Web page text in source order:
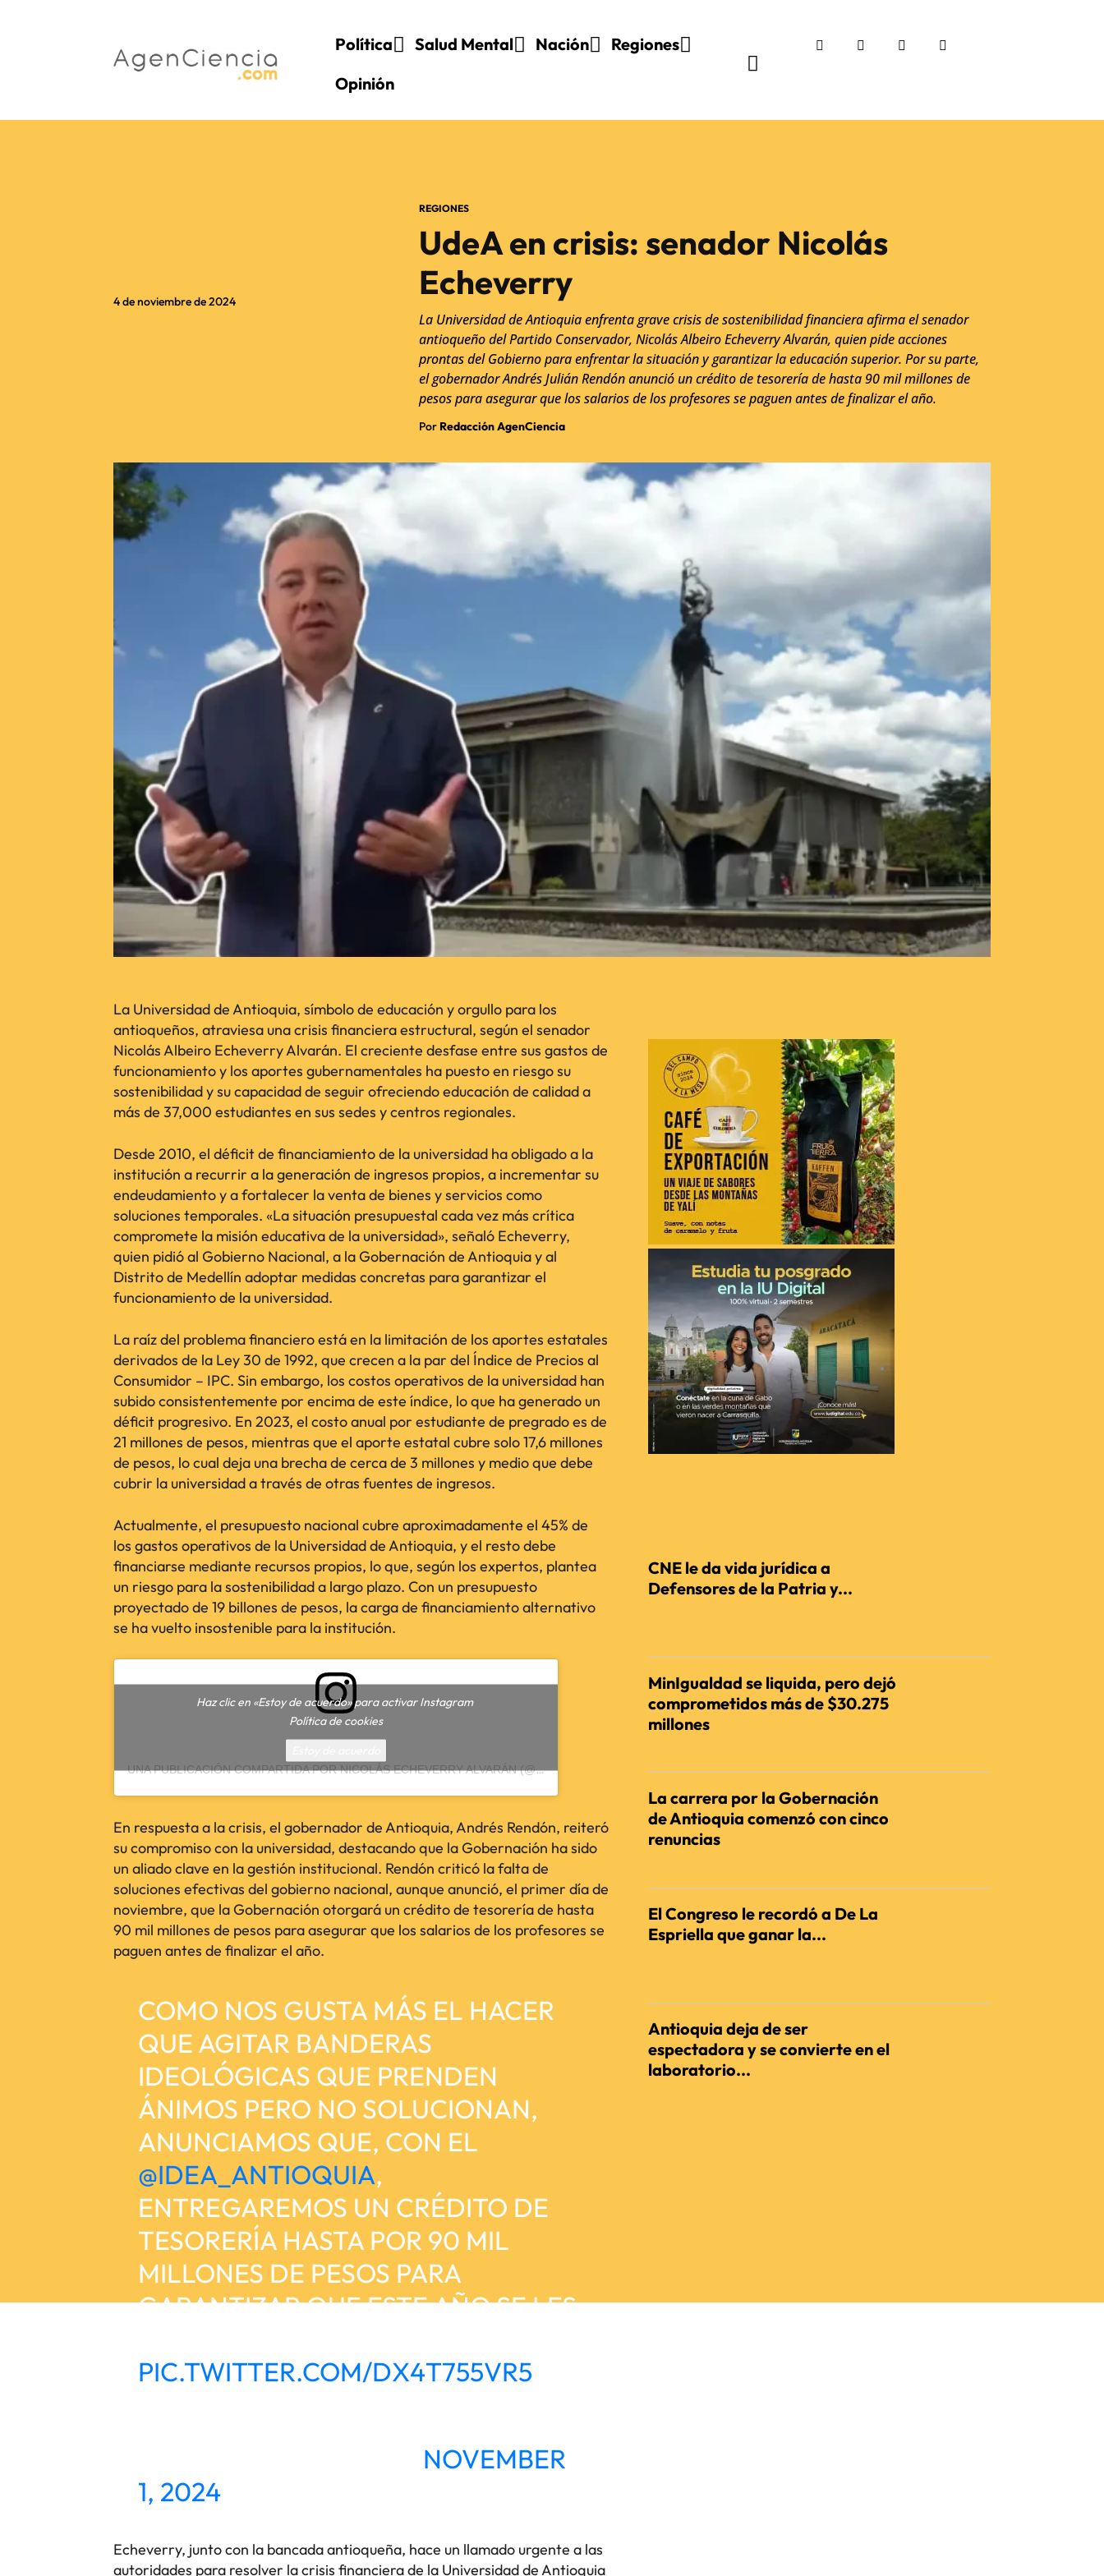
Política Salud Mental Nación
Regiones
Opinión
4 de noviembre de 2024
REGIONES
UdeA en crisis: senador Nicolás
Echeverry
La Universidad de Antioquia enfrenta grave crisis de sostenibilidad financiera afirma el senador
antioqueño del Partido Conservador, Nicolás Albeiro Echeverry Alvarán, quien pide acciones
prontas del Gobierno para enfrentar la situación y garantizar la educación superior. Por su parte,
el gobernador Andrés Julián Rendón anunció un crédito de tesorería de hasta 90 mil millones de
pesos para asegurar que los salarios de los profesores se paguen antes de finalizar el año.
Por Redacción AgenCiencia
La Universidad de Antioquia, símbolo de educación y orgullo para los
antioqueños, atraviesa una crisis financiera estructural, según el senador
Nicolás Albeiro Echeverry Alvarán. El creciente desfase entre sus gastos de
funcionamiento y los aportes gubernamentales ha puesto en riesgo su
sostenibilidad y su capacidad de seguir ofreciendo educación de calidad a
más de 37,000 estudiantes en sus sedes y centros regionales.
Desde 2010, el déficit de financiamiento de la universidad ha obligado a la
institución a recurrir a la generación de ingresos propios, a incrementar su
endeudamiento y a fortalecer la venta de bienes y servicios como
soluciones temporales. «La situación presupuestal cada vez más crítica
compromete la misión educativa de la universidad», señaló Echeverry,
quien pidió al Gobierno Nacional, a la Gobernación de Antioquia y al
Distrito de Medellín adoptar medidas concretas para garantizar el
funcionamiento de la universidad.
La raíz del problema financiero está en la limitación de los aportes estatales
derivados de la Ley 30 de 1992, que crecen a la par del Índice de Precios al
Consumidor – IPC. Sin embargo, los costos operativos de la universidad han
subido consistentemente por encima de este índice, lo que ha generado un
déficit progresivo. En 2023, el costo anual por estudiante de pregrado es de
21 millones de pesos, mientras que el aporte estatal cubre solo 17,6 millones
de pesos, lo cual deja una brecha de cerca de 3 millones y medio que debe
cubrir la universidad a través de otras fuentes de ingresos.
Actualmente, el presupuesto nacional cubre aproximadamente el 45% de
los gastos operativos de la Universidad de Antioquia, y el resto debe
financiarse mediante recursos propios, lo que, según los expertos, plantea
un riesgo para la sostenibilidad a largo plazo. Con un presupuesto
proyectado de 19 billones de pesos, la carga de financiamiento alternativo
se ha vuelto insostenible para la institución.
UNA PUBLICACIÓN COMPARTIDA POR NICOLÁS ECHEVERRY ALVARÁN (@NICOECHEVERRYAL)
Haz clic en «Estoy de acuerdo» para activar Instagram
Política de cookies
En respuesta a la crisis, el gobernador de Antioquia, Andrés Rendón, reiteró
su compromiso con la universidad, destacando que la Gobernación ha sido
un aliado clave en la gestión institucional. Rendón criticó la falta de
soluciones efectivas del gobierno nacional, aunque anunció, el primer día de
noviembre, que la Gobernación otorgará un crédito de tesorería de hasta
90 mil millones de pesos para asegurar que los salarios de los profesores se
paguen antes de finalizar el año.
COMO NOS GUSTA MÁS EL HACER
QUE AGITAR BANDERAS
IDEOLÓGICAS QUE PRENDEN
ÁNIMOS PERO NO SOLUCIONAN,
ANUNCIAMOS QUE, CON EL
@IDEA_ANTIOQUIA,
ENTREGAREMOS UN CRÉDITO DE
TESORERÍA HASTA POR 90 MIL
MILLONES DE PESOS PARA
GARANTIZAR QUE ESTE AÑO SE LES
PIC.TWITTER.COM/DX4T755VR5
NOVEMBER
1, 2024
Echeverry, junto con la bancada antioqueña, hace un llamado urgente a las
autoridades para resolver la crisis financiera de la Universidad de Antioquia
CNE le da vida jurídica a
Defensores de la Patria y...
MinIgualdad se liquida, pero dejó
comprometidos más de $30.275
millones
La carrera por la Gobernación
de Antioquia comenzó con cinco
renuncias
El Congreso le recordó a De La
Espriella que ganar la...
Antioquia deja de ser
espectadora y se convierte en el
laboratorio...